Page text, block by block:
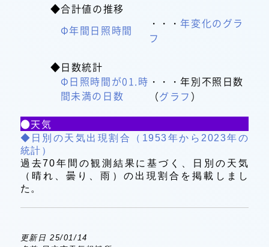
◆合計値の推移
Φ年間日照時間
・・・年変化のグラ
フ
◆日数統計
Φ日照時間が01.時
間未満の日数
・・・年別不照日数
（グラフ ）
●天気
◆日別の天気出現割合（1953年から2023年の
統計）
過去70年間の観測結果に基づく、日別の天気
（晴れ、曇り、雨）の出現割合を掲載しまし
た。
更新日 25/01/14